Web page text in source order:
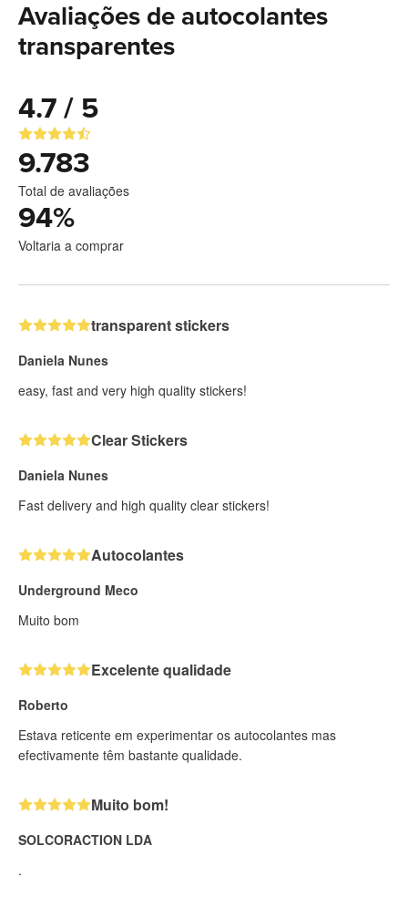
Avaliações de autocolantes
transparentes
4.7 / 5
9.783
Total de avaliações
94%
Voltaria a comprar
transparent stickers
Daniela Nunes
easy, fast and very high quality stickers!
Clear Stickers
Daniela Nunes
Fast delivery and high quality clear stickers!
Autocolantes
Underground Meco
Muito bom
Excelente qualidade
Roberto
Estava reticente em experimentar os autocolantes mas
efectivamente têm bastante qualidade.
Muito bom!
SOLCORACTION LDA
.